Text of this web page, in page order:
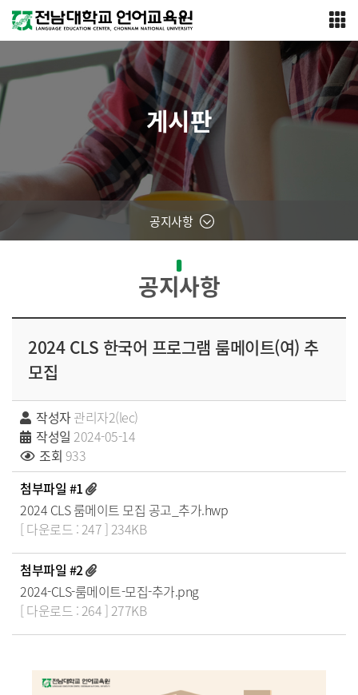
공지사항
게시판
공지사항
2024 CLS 한국어 프로그램 룸메이트(여) 추
모집
작성자관리자2(lec)
작성일 2024-05-14
조회 933
첨부파일 #1
2024 CLS 룸메이트 모집 공고_추가.hwp
[ 다운로드 : 247 ] 234KB
첨부파일 #2
2024-CLS-룸메이트-모집-추가.png
[ 다운로드 : 264 ] 277KB